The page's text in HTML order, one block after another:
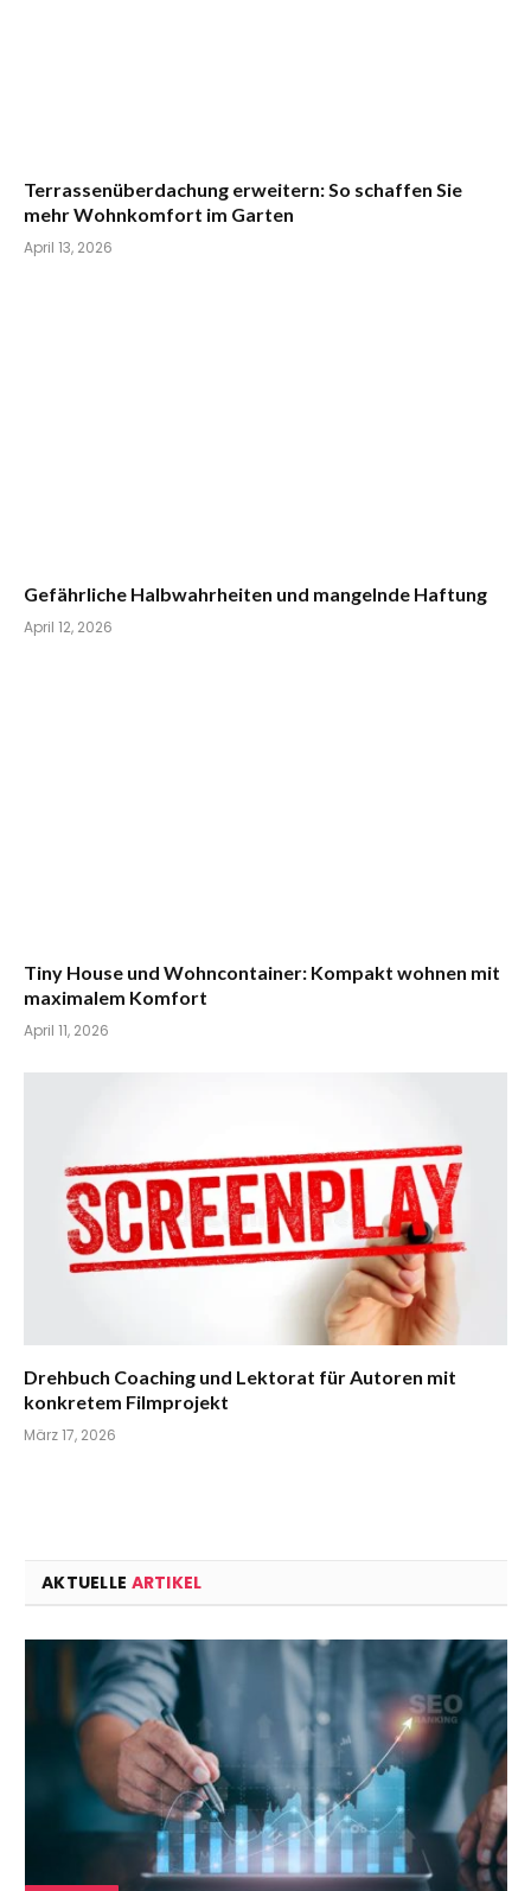
Terrassenüberdachung erweitern: So schaffen Sie
mehr Wohnkomfort im Garten
April 13, 2026
Gefährliche Halbwahrheiten und mangelnde Haftung
April 12, 2026
Tiny House und Wohncontainer: Kompakt wohnen mit
maximalem Komfort
April 11, 2026
Drehbuch Coaching und Lektorat für Autoren mit
konkretem Filmprojekt
März 17, 2026
AKTUELLE ARTIKEL